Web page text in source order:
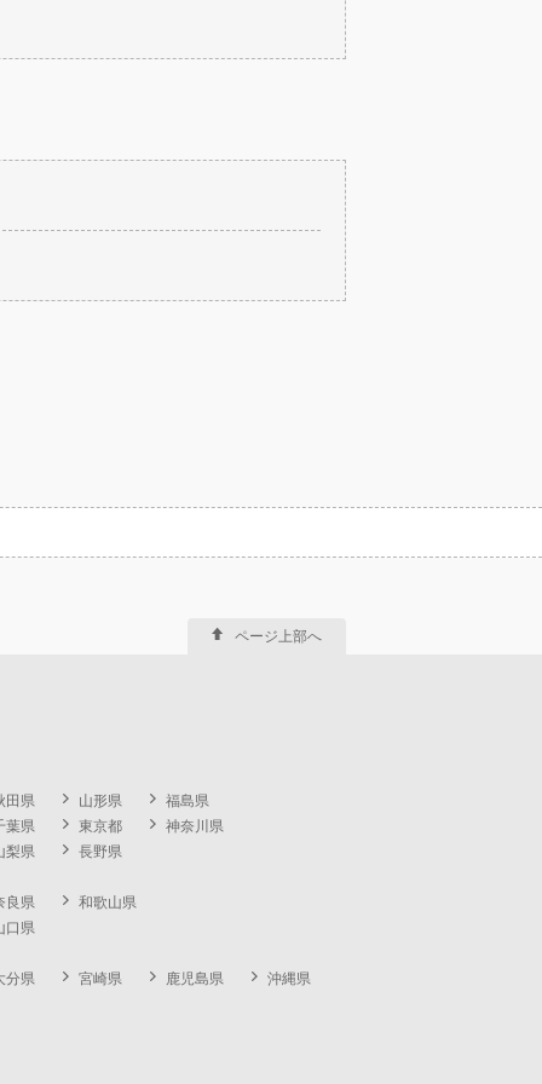
田県 山形県
福島県
葉県
東京都
神奈川県
梨県
長野県
良県
和歌山県
口県
分県 宮崎県 鹿児島県 沖縄県
ページ上部へ